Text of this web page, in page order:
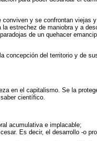
y se confrontan
la estrechez de maniobra y a
de un quehacer
del territorio y de
en el capitalismo. Se la
científico.
acumulativa e implacable;
Es decir, el desarrollo -o